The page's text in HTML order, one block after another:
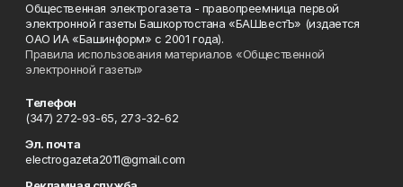
Общественная электрогазета - правопреемница первой
электронной газеты Башкортостана «БАШвестЪ» (издается
ОАО ИА «Башинформ» с 2001 года).
Правила использования материалов «Общественной
электронной газеты»
Телефон
(347) 272-93-65, 273-32-62
Эл. почта
electrogazeta2011@gmail.com